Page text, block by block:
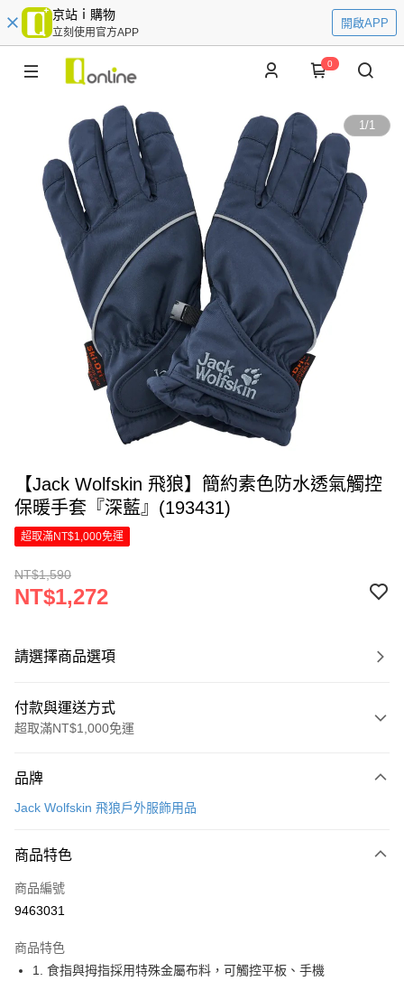
京站ｉ購物
立刻使用官方APP
開啟APP
0
1/1
【Jack Wolfskin 飛狼】簡約素色防水透氣觸控
保暖手套『深藍』(193431)
超取滿NT$1,000免運
NT$1,590
NT$1,272
請選擇商品選項
付款與運送方式
超取滿NT$1,000免運
信用卡一次付款
Apple Pay
街口支付
Google Pay
品牌
Jack Wolfskin 飛狼戶外服飾用品
商品特色
商品編號
9463031
商品特色
1. 食指與拇指採用特殊金屬布料，可觸控平板、手機